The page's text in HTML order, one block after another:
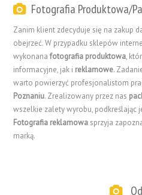
Fotografia Produktowa/
Zanim klient zdecyduje się na zakup
obejrzeć. W przypadku sklepów
wykonanafotografia produktowa,
informacyjne, jak i reklamowe.
warto powierzyć profesjonalistom
Poznaniu. Zrealizowany przez nas
wszelkie zalety wyrobu, podkreślając
Fotografia reklamowa sprzyja
marką.